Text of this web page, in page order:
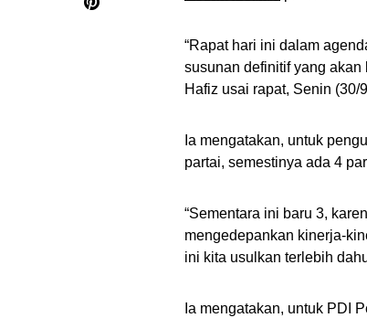
“Rapat hari ini dalam
susunan definitif yang akan
Hafiz usai rapat, Senin (30/
Ia mengatakan, untuk
partai, semestinya ada 4
“Sementara ini baru 3,
mengedepankan kinerja-
ini kita usulkan terlebih
Ia mengatakan, untuk PDI